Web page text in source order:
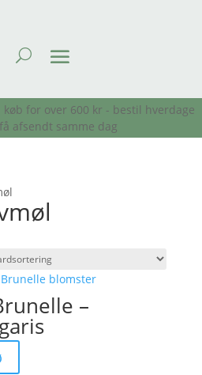
for over 600 kr - bestil hverdage
afsendt samme dag
–